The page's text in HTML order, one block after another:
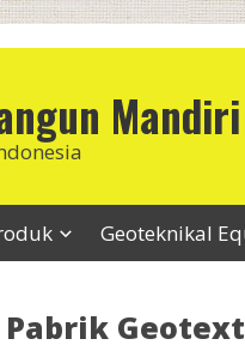
Mandiri
Geoteknikal
Pabrik